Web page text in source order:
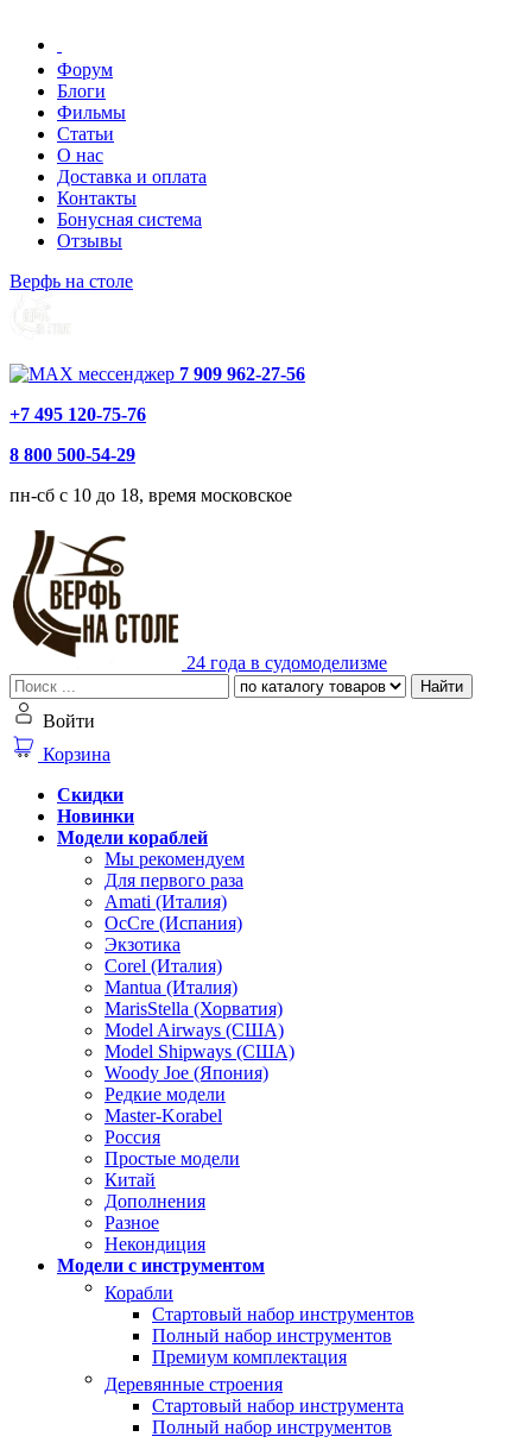
Форум
Блоги
Фильмы
Статьи
О нас
Доставка и оплата
Контакты
Бонусная система
Отзывы
Верфь на столе
7 909 962-27-56
+7 495 120-75-76
8 800 500-54-29
пн-сб с 10 до 18, время московское
24 года в судомоделизме
Найти
Войти
Корзина
Скидки
Новинки
Модели кораблей
Мы рекомендуем
Для первого раза
Amati (Италия)
OcCre (Испания)
Экзотика
Corel (Италия)
Mantua (Италия)
MarisStella (Хорватия)
Model Airways (США)
Model Shipways (США)
Woody Joe (Япония)
Редкие модели
Master-Korabel
Россия
Простые модели
Китай
Дополнения
Разное
Некондиция
Модели с инструментом
Корабли
Стартовый набор инструментов
Полный набор инструментов
Премиум комплектация
Деревянные строения
Стартовый набор инструмента
Полный набор инструментов